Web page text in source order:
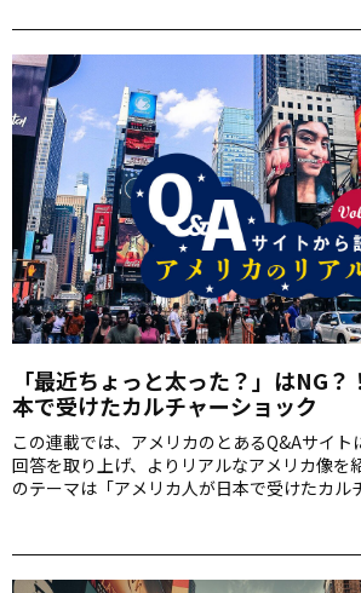
カでは子供が一人で留守番をするのはNG！
分かります。
「最近ちょっと太った？」はNG
本で受けたカルチャーショック
この連載では、アメリカのとあるQ&Aサイト
回答を取り上げ、よりリアルなアメリカ像を
のテーマは「アメリカ人が日本で受けたカル